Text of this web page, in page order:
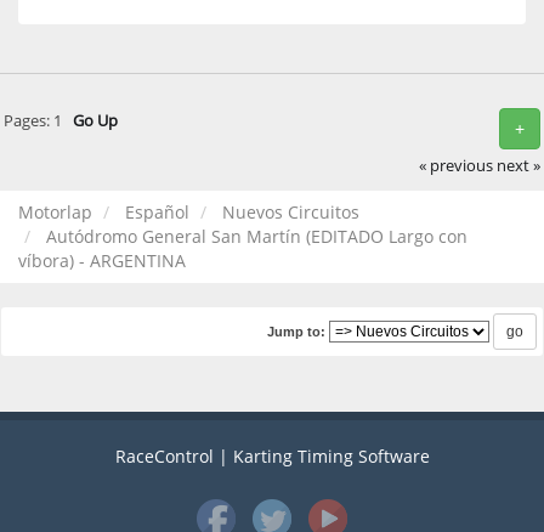
+
Pages: 1 Go Up
« previous next »
Motorlap Español
Nuevos Circuitos
Autódromo General San Martín (EDITADO Largo con
víbora) - ARGENTINA
Jump to:
RaceControl | Karting Timing Software